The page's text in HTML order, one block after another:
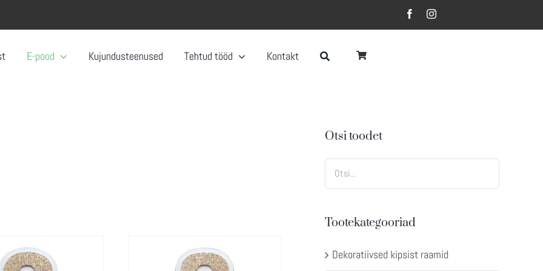
E-pood Kujundusteenused Tehtud tööd Kontakt
Otsi toodet
Tootekategooriad
Dekoratiivsed kipsist raamid